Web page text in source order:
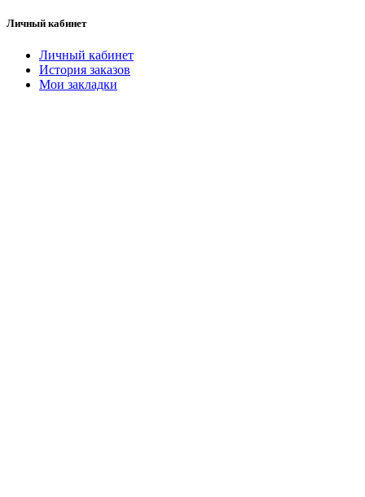
Личный кабинет
Личный кабинет
История заказов
Мои закладки